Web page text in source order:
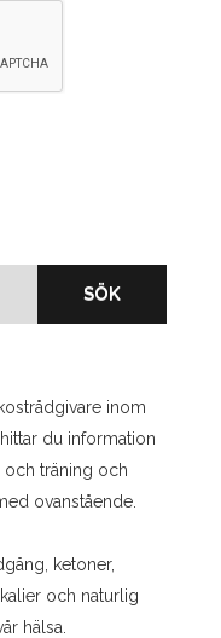
inom
du information
och träning och
ovanstående.
ketoner,
och naturlig
hälsa.